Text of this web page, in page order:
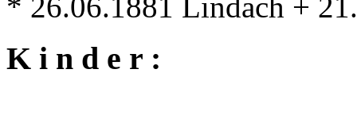
K i n d e r :